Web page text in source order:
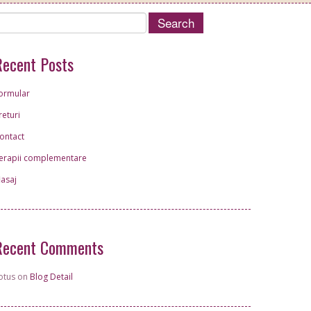
Posts
complementare
Comments
on Blog Detail